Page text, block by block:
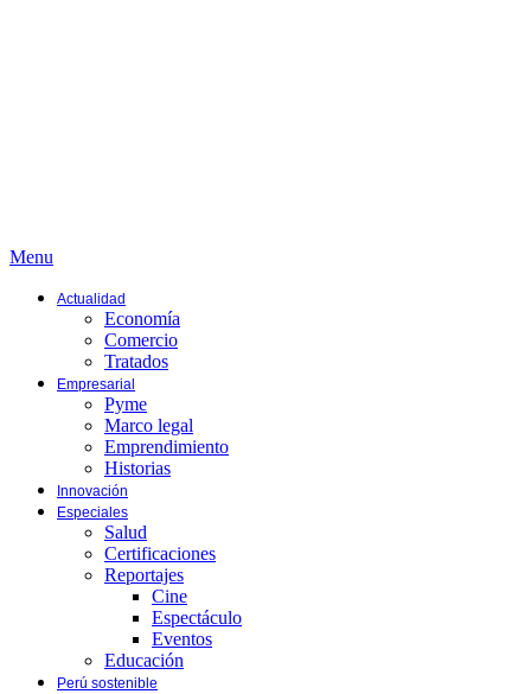
Menu
Actualidad
Economía
Comercio
Tratados
Empresarial
Pyme
Marco legal
Emprendimiento
Historias
Innovación
Especiales
Salud
Certificaciones
Reportajes
Cine
Espectáculo
Eventos
Educación
Perú sostenible